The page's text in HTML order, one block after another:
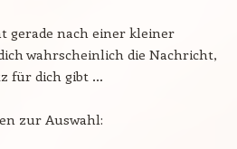
gerade nach einer kleiner
wahrscheinlich die Nachricht,
für dich gibt …
zur Auswahl: